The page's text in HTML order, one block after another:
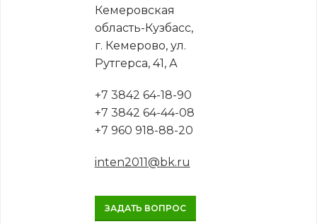
Кемеровская
область-Кузбасс,
г. Кемерово, ул.
Рутгерса, 41, А
+7 3842 64-18-90
+7 3842 64-44-08
+7 960 918-88-20
inten2011@bk.ru
ЗАДАТЬ ВОПРОС